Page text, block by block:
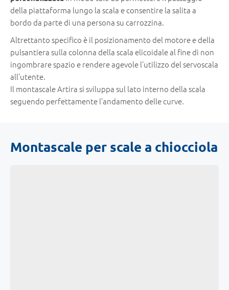
della piattaforma lungo la scala e consentire la salita a
bordo da parte di una persona su carrozzina.
Altrettanto specifico è il posizionamento del motore e della
pulsantiera sulla colonna della scala elicoidale al fine di non
ingombrare spazio e rendere agevole l’utilizzo del servoscala
all’utente.
Il montascale Artira si sviluppa sul lato interno della scala
seguendo perfettamente l’andamento delle curve.
Montascale per scale a chiocciola